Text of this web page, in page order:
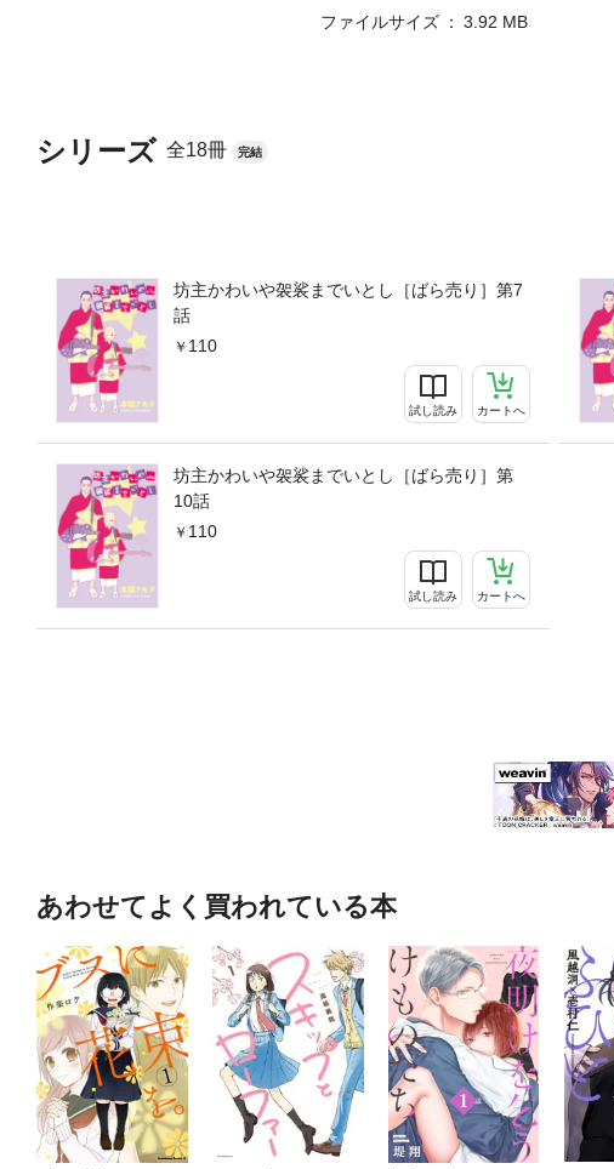
シリーズ 全18冊 完結
坊主かわいや袈裟までいとし［ばら売り］第7
話
110
試し読み カートへ
坊主かわいや袈裟までいとし［ばら売り］第
10話
110
試し読み カートへ
ファイルサイズ
3.92 MB
あわせてよく買われている本